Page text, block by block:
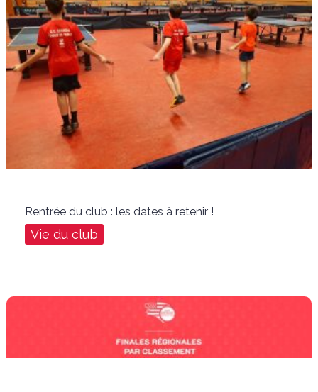
Rentrée du club : les dates à retenir !
Vie du club